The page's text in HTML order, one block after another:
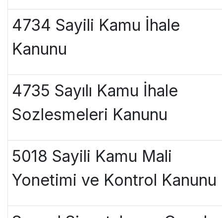
4734 Sayili Kamu İhale
Kanunu
4735 Sayılı Kamu İhale
Sozlesmeleri Kanunu
5018 Sayili Kamu Mali
Yonetimi ve Kontrol Kanunu